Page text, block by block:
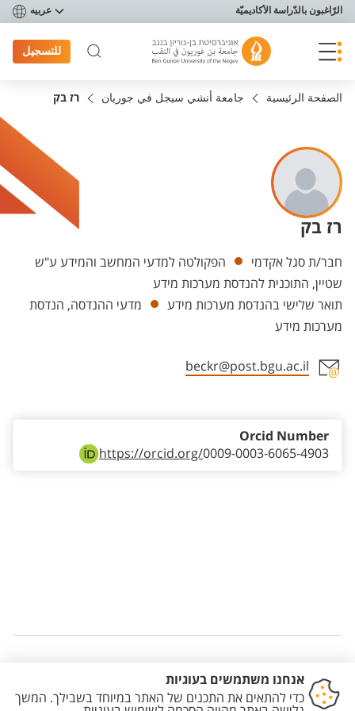
תפריט נגישות
الرّاغبون بالدّراسة الأكاديميّة عربيه
للتسجيل
الصفحة الرئيسية جامعة أنشي سيجل في جوريان רז בק
רז בק
Departments
חבר/ת סגל אקדמי
הפקולטה למדעי המחשב והמידע ע"ש
שטיין, התוכנית להנדסת מערכות מידע
תואר שלישי בהנדסת מערכות מידע
מדעי ההנדסה, הנדסת
מערכות מידע
beckr@post.bgu.ac.il
https://orcid.org/0009-0003-6065-4903
Orcid Number